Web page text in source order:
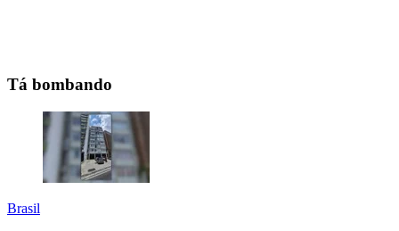
Tá bombando
Brasil